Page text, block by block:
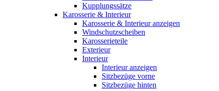
Kupplungssätze
Karosserie & Interieur
Karosserie & Interieur anzeigen
Windschutzscheiben
Karosserieteile
Exterieur
Interieur
Interieur anzeigen
Sitzbezüge vorne
Sitzbezüge hinten